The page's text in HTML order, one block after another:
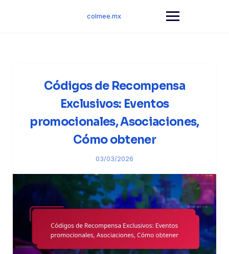
colmee.mx
Códigos de Recompensa
Exclusivos: Eventos
promocionales, Asociaciones,
Cómo obtener
03/03/2026